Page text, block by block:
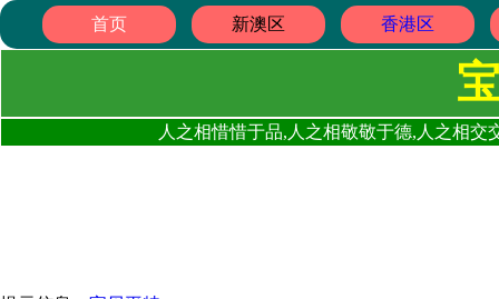
首页 新澳区 香港区
人之相惜惜于品,人之相敬敬于德,人之相